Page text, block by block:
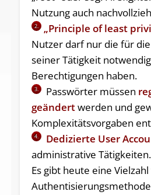
Nutzung auch
2. „Principle of least
Nutzer darf nur die für
seiner Tätigkeit
Berechtigungen haben.
3. Passwörter müssen
geändertwerden und
Komplexitätsvorgaben
4. Dedizierte User
administrative Tätigkeiten.
Es gibt heute eine